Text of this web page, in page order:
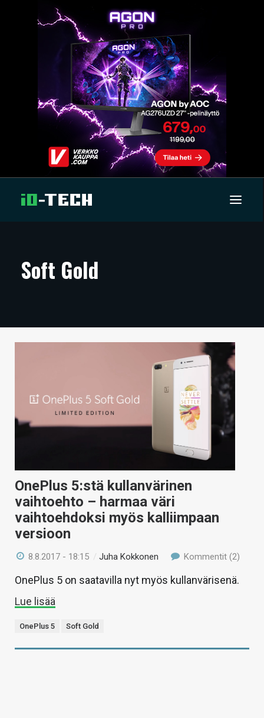
ARTIKKELIT
TECHBBS
KAUPPA
VAIHDA TEEMA
HAKU
Soft Gold
OnePlus 5:stä kullanvärinen
vaihtoehto – harmaa väri
vaihtoehdoksi myös kalliimpaan
versioon
8.8.2017 - 18:15 /Juha Kokkonen Kommentit (2)
OnePlus 5 on saatavilla nyt myös kullanvärisenä.
Lue lisää
OnePlus 5 Soft Gold